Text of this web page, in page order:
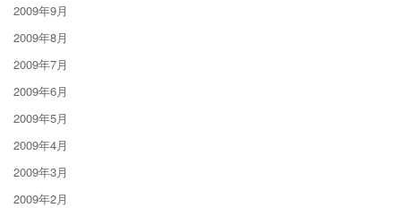
2009年9月
2009年8月
2009年7月
2009年6月
2009年5月
2009年4月
2009年3月
2009年2月